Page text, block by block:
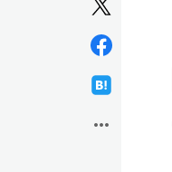
more_horiz